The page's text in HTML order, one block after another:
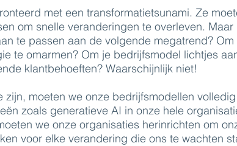
met een transformatietsunami. Ze
om snelle veranderingen te overleven. Maar
te passen aan de volgende megatrend? Om
te omarmen? Om je bedrijfsmodel lichtjes
klantbehoeften? Waarschijnlijk niet!
zijn, moeten we onze bedrijfsmodellen
zoals generatieve AI in onze hele
we onze organisaties herinrichten om
voor elke verandering die ons te wachten